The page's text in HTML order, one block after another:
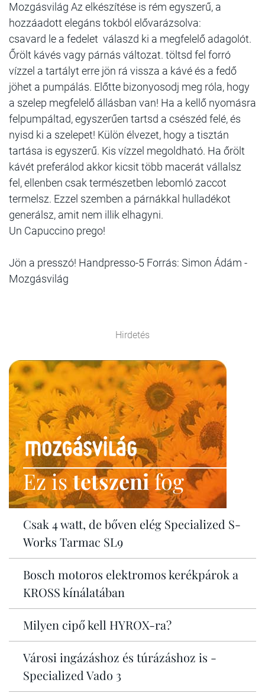
Mozgásvilág Az elkészítése is rém egyszerű, a
hozzáadott elegáns tokból elővarázsolva:
csavard le a fedelet válaszd ki a megfelelő adagolót.
Őrölt kávés vagy párnás változat. töltsd fel forró
vízzel a tartályt erre jön rá vissza a kávé és a fedő
jöhet a pumpálás. Előtte bizonyosodj meg róla, hogy
a szelep megfelelő állásban van! Ha a kellő nyomásra
felpumpáltad, egyszerűen tartsd a csészéd felé, és
nyisd ki a szelepet! Külön élvezet, hogy a tisztán
tartása is egyszerű. Kis vízzel megoldható. Ha őrölt
kávét preferálod akkor kicsit több macerát vállalsz
fel, ellenben csak természetben lebomló zaccot
termelsz. Ezzel szemben a párnákkal hulladékot
generálsz, amit nem illik elhagyni.
Un Capuccino prego!
Jön a presszó! Handpresso-5 Forrás: Simon Ádám -
Mozgásvilág
Hirdetés
Ez istetszenifog
Csak 4 watt, de bőven elég Specialized S-
Works Tarmac SL9
Bosch motoros elektromos kerékpárok a
KROSS kínálatában
Milyen cipő kell HYROX-ra?
Városi ingázáshoz és túrázáshoz is -
Specialized Vado 3